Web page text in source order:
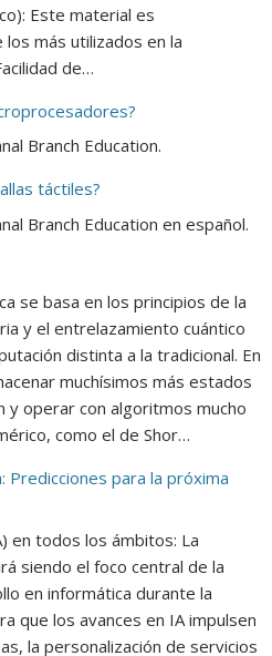
Este material es
más utilizados en la
de…
Branch Education.
táctiles?
Branch Education en español.
se basa en los principios de la
y el entrelazamiento cuántico
distinta a la tradicional. En
muchísimos más estados
y operar con algoritmos mucho
como el de Shor…
Predicciones para la próxima
en todos los ámbitos: La
siendo el foco central de la
en informática durante la
que los avances en IA impulsen
la personalización de servicios